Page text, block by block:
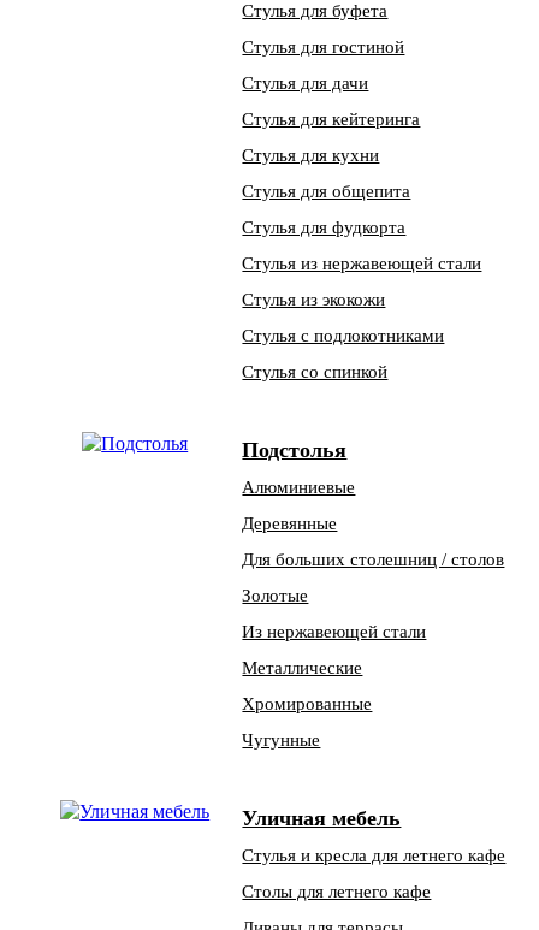
Стулья для буфета
Стулья для гостиной
Стулья для дачи
Стулья для кейтеринга
Стулья для кухни
Стулья для общепита
Стулья для фудкорта
Стулья из нержавеющей стали
Стулья из экокожи
Стулья с подлокотниками
Стулья со спинкой
Подстолья
Алюминиевые
Деревянные
Для больших столешниц / столов
Золотые
Из нержавеющей стали
Металлические
Хромированные
Чугунные
Уличная мебель
Стулья и кресла для летнего кафе
Столы для летнего кафе